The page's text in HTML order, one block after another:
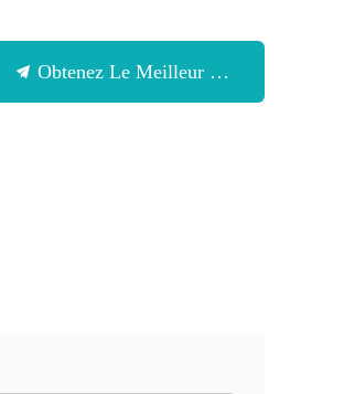
Obtenez Le Meilleur Prix